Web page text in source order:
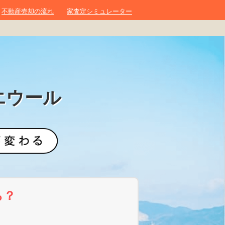
不動産売却の流れ 家査定シミュレーター
ウール